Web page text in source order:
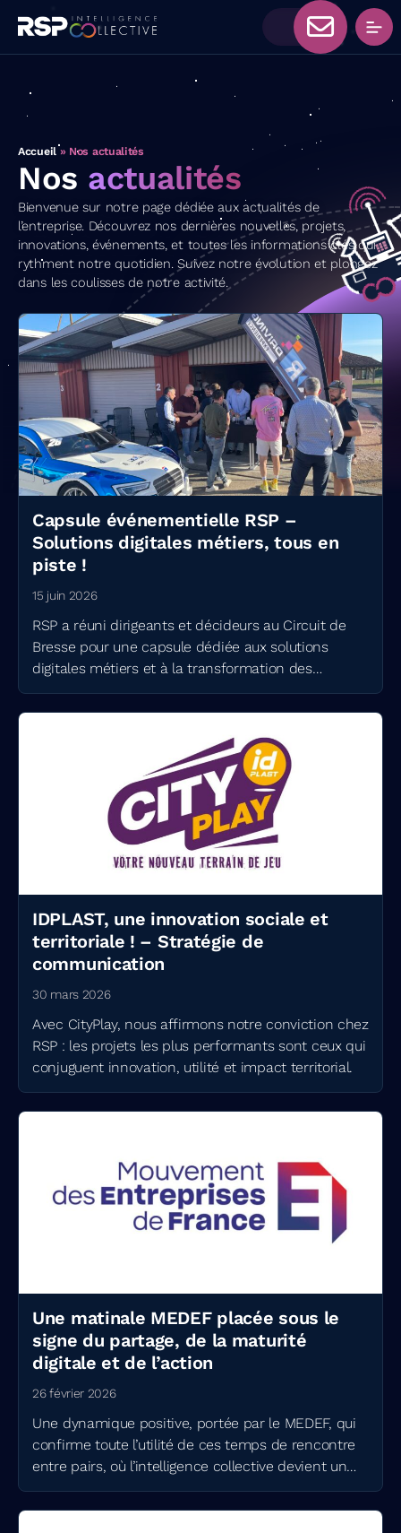
Accueil» Nos actualités
Nos actualités
Bienvenue sur notre page dédiée aux actualités de
l’entreprise. Découvrez nos dernières nouvelles, projets,
innovations, événements, et toutes les informations clés qui
rythment notre quotidien. Suivez notre évolution et plongez
dans les coulisses de notre activité.
Capsule événementielle RSP –
Solutions digitales métiers, tous en
piste !
15 juin 2026
RSP a réuni dirigeants et décideurs au Circuit de
Bresse pour une capsule dédiée aux solutions
digitales métiers et à la transformation des
organisations.
IDPLAST, une innovation sociale et
territoriale ! – Stratégie de
communication
30 mars 2026
Avec CityPlay, nous affirmons notre conviction chez
RSP : les projets les plus performants sont ceux qui
conjuguent innovation, utilité et impact territorial.
Une matinale MEDEF placée sous le
signe du partage, de la maturité
digitale et de l’action
26 février 2026
Une dynamique positive, portée par le MEDEF, qui
confirme toute l’utilité de ces temps de rencontre
entre pairs, où l’intelligence collective devient un
véritable levier d’action.